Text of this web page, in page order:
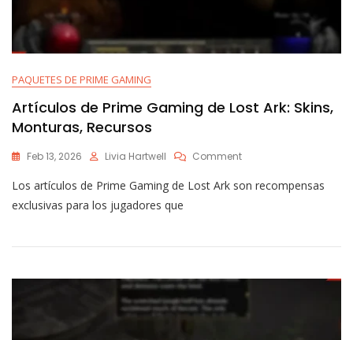
PAQUETES DE PRIME GAMING
Artículos de Prime Gaming de Lost Ark: Skins,
Monturas, Recursos
Feb 13, 2026 Livia Hartwell CommentOn
De
Lost
Monturas,
Los artículos de Prime Gaming de Lost Ark son recompensas
exclusivas para los jugadores que